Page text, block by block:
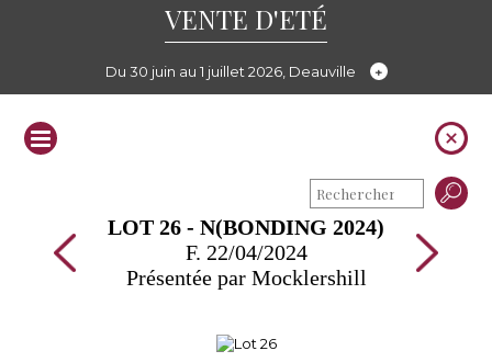
VENTE D'ETÉ
Du 30 juin au 1 juillet 2026, Deauville
LOT 26 - N(BONDING 2024)
F. 22/04/2024
Présentée par Mocklershill